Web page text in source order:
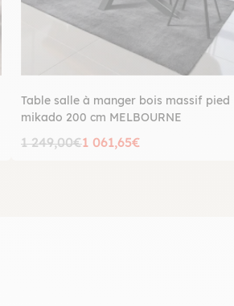
Table salle à manger bois massif pied
mikado 200 cm MELBOURNE
1 249,00€1 061,65€